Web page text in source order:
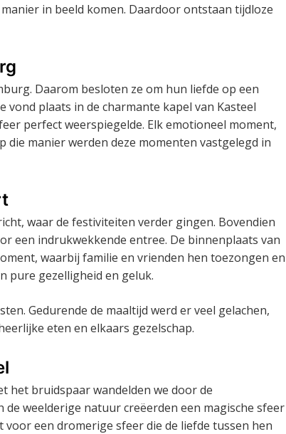
in beeld komen. Daardoor ontstaan tijdloze
Daarom besloten ze om hun liefde op een
plaats in de charmante kapel van Kasteel
perfect weerspiegelde. Elk emotioneel moment,
manier werden deze momenten vastgelegd in
waar de festiviteiten verder gingen. Bovendien
een indrukwekkende entree. De binnenplaats van
waarbij familie en vrienden hen toezongen en
pure gezelligheid en geluk.
Gedurende de maaltijd werd er veel gelachen,
eten en elkaars gezelschap.
het bruidspaar wandelden we door de
weelderige natuur creëerden een magische sfeer
een dromerige sfeer die de liefde tussen hen